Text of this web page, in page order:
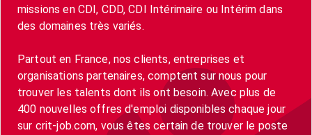
missions en CDI, CDD, CDI Intérimaire ou Intérim dans
des domaines très variés.
Partout en France, nos clients, entreprises et
organisations partenaires, comptent sur nous pour
trouver les talents dont ils ont besoin. Avec plus de
400 nouvelles offres d'emploi disponibles chaque jour
sur crit-job.com, vous êtes certain de trouver le poste